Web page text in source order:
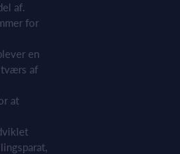
af.
for
en
af
at